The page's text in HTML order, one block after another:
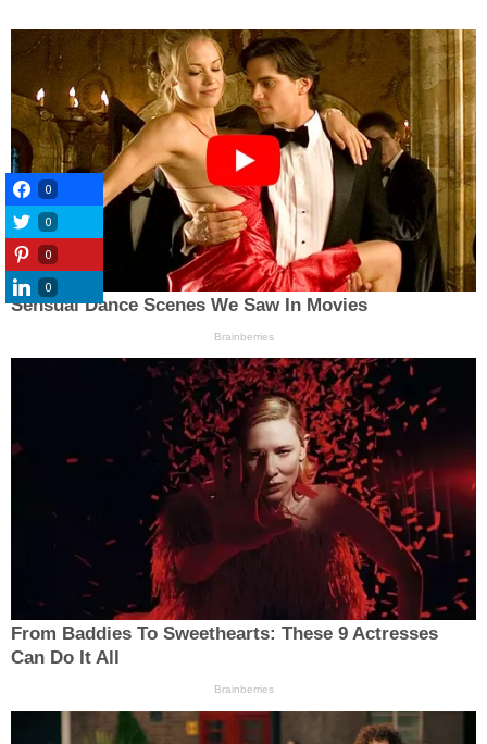
0
0
0
0